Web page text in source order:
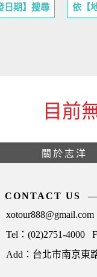
日期】搜尋 依【
目前
關於志洋
CONTACT US
xotour888@gmail.com
Tel：(02)2751-4000
Add：台北市南京東